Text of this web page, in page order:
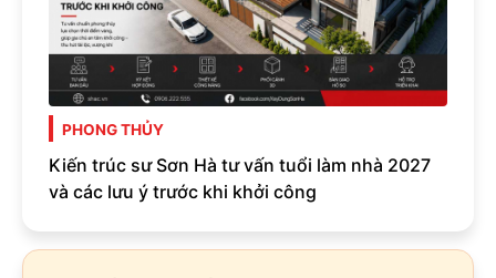
PHONG THỦY
Kiến trúc sư Sơn Hà tư vấn tuổi làm nhà 2027
và các lưu ý trước khi khởi công